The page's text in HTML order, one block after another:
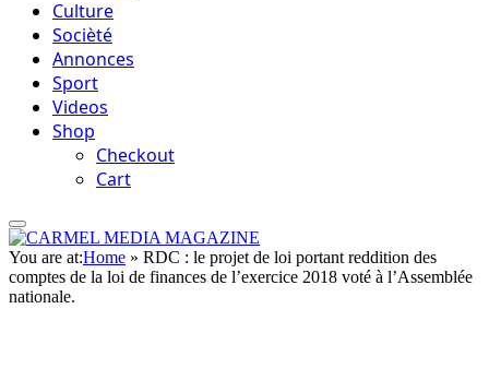
Culture
Socièté
Annonces
Sport
Videos
Shop
Checkout
Cart
You are at:Home » RDC : le projet de loi portant reddition des
comptes de la loi de finances de l’exercice 2018 voté à l’Assemblée
nationale.